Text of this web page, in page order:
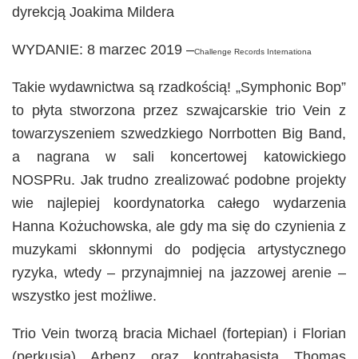
dyrekcją Joakima Mildera
WYDANIE: 8 marzec 2019 –Challenge Records Internationa
Takie wydawnictwa są rzadkością! „Symphonic Bop”
to płyta stworzona przez szwajcarskie trio Vein z
towarzyszeniem szwedzkiego Norrbotten Big Band,
a nagrana w sali koncertowej katowickiego
NOSPRu. Jak trudno zrealizować podobne projekty
wie najlepiej koordynatorka całego wydarzenia
Hanna Kożuchowska, ale gdy ma się do czynienia z
muzykami skłonnymi do podjęcia artystycznego
ryzyka, wtedy – przynajmniej na jazzowej arenie –
wszystko jest możliwe.
Trio Vein tworzą bracia Michael (fortepian) i Florian